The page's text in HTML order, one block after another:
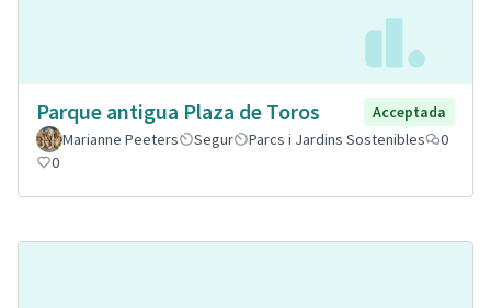
Parque antigua Plaza de Toros
Acceptada
Marianne Peeters
Segur Parcs i Jardins Sostenibles
0
0